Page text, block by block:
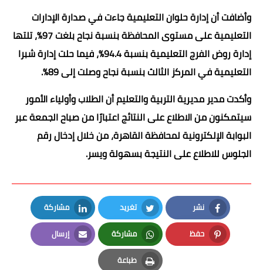
وأضافت أن إدارة حلوان التعليمية جاءت في صدارة الإدارات
التعليمية على مستوى المحافظة بنسبة نجاح بلغت 97%، تلتها
إدارة روض الفرج التعليمية بنسبة 94.4%، فيما حلت إدارة شبرا
التعليمية في المركز الثالث بنسبة نجاح وصلت إلى 89%.
وأكدت مدير مديرية التربية والتعليم أن الطلاب وأولياء الأمور
سيتمكنون من الاطلاع على النتائج اعتبارًا من صباح الجمعة عبر
البوابة الإلكترونية لمحافظة القاهرة، من خلال إدخال رقم
الجلوس للاطلاع على النتيجة بسهولة ويسر.
نشر
Facebook
تغريد
Twitter
مشاركة
LinkedIn
حفظ
Pinterest
مشاركة
Whatsapp
إرسال
Email
طباعة